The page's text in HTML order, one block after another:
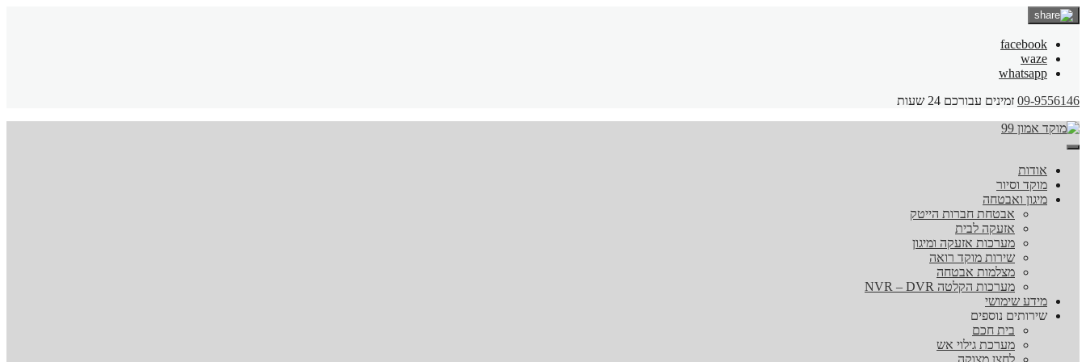
facebook
waze
whatsapp
09-9556146 זמינים עבורכם 24 שעות
אודות
מוקד וסיור
מיגון ואבטחה
אבטחת חברות הייטק
אזעקה לבית
מערכות אזעקה ומיגון
שירות מוקד רואה
מצלמות אבטחה
מערכות הקלטה NVR – DVR
מידע שימושי
שירותים נוספים
בית חכם
מערכת גילוי אש
לחצן מצוקה